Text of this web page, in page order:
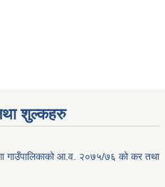
शुल्कहरु
गाउँपालिकाको आ.व. २०७५/७६ को कर तथा